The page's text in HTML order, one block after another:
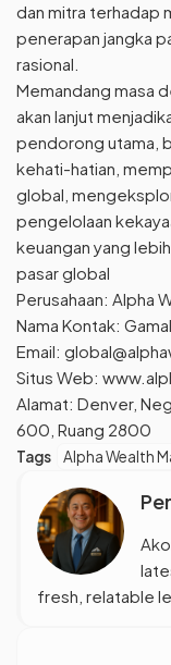
dan mitra terhadap
penerapan jangka
rasional.
Memandang masa
akan lanjut
pendorong utama,
kehati-hatian,
global,
pengelolaan
keuangan yang
pasar global
Perusahaan: Alpha
Nama Kontak:
Email:
Situs Web:
Alamat: Denver,
600, Ruang 2800
Tags Alpha Wealth
fresh, relatable